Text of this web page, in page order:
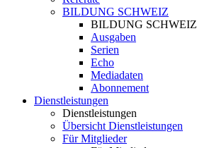
BILDUNG SCHWEIZ
BILDUNG SCHWEIZ
Ausgaben
Serien
Echo
Mediadaten
Abonnement
Dienstleistungen
Dienstleistungen
Übersicht Dienstleistungen
Für Mitglieder